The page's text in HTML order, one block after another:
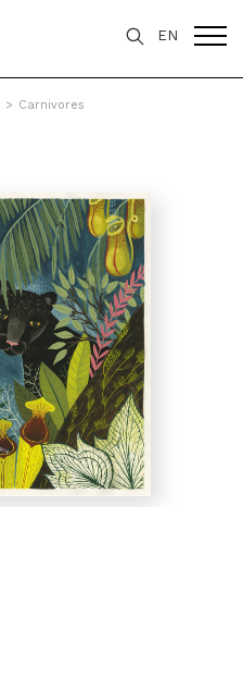
EN
> Carnivores